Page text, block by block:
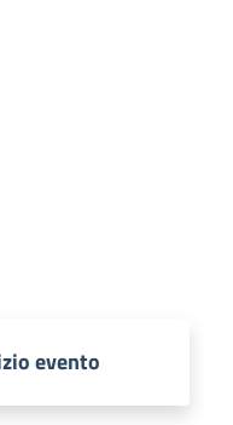
evento